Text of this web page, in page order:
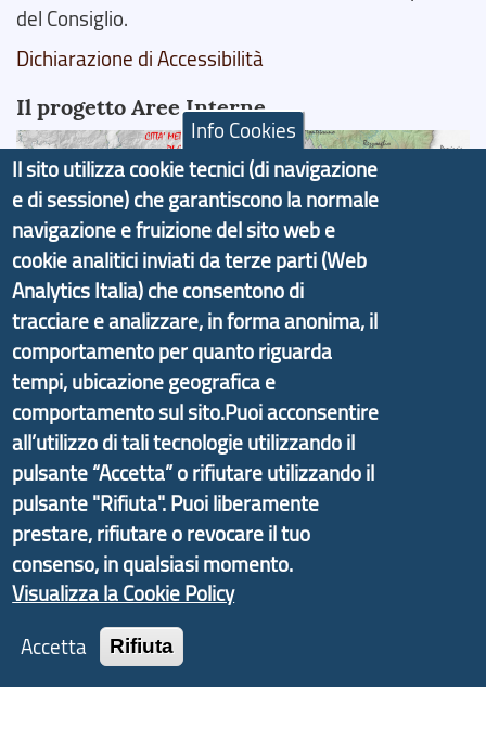
del Consiglio.
Dichiarazione di Accessibilità
Il progetto Aree Interne
Il portale di marketing territoriale e sviluppo locale
di Genova Città Metropolitana si è sviluppato a
partire dal progetto nazionale Aree Interne
promosso dal Dipartimento per lo Sviluppo
Economico e finalizzato al rilancio socio-economico
delle valli dell’entroterra. In particolare fornisce
informazioni ed aggiornamenti sullaStrategia
d'Area Antola-Tigullio, in collaborazione con Regione
Liguria ed ANCI Liguria.
Copyright © 2017 Città metropolitana di Genova |
CF: 80007350103
Tecnologie e Accessibilità
Info Cookies
Il sito utilizza cookie tecnici (di navigazione
e di sessione) che garantiscono la normale
navigazione e fruizione del sito web e
cookie analitici inviati da terze parti (Web
Analytics Italia) che consentono di
tracciare e analizzare, in forma anonima, il
comportamento per quanto riguarda
tempi, ubicazione geografica e
comportamento sul sito.Puoi acconsentire
all’utilizzo di tali tecnologie utilizzando il
pulsante “Accetta” o rifiutare utilizzando il
pulsante "Rifiuta". Puoi liberamente
prestare, rifiutare o revocare il tuo
consenso, in qualsiasi momento.
Visualizza la Cookie Policy
Accetta
Rifiuta